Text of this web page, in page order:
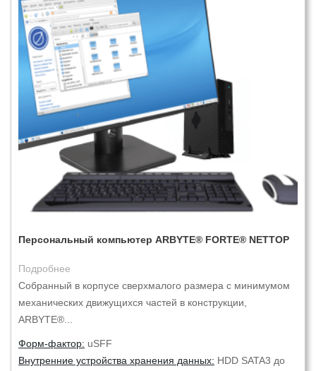
Персональный компьютер ARBYTE® FORTE® NETTOP
Подробнее
Собранный в корпусе сверхмалого размера с минимумом
механических движущихся частей в конструкции,
ARBYTE®...
Форм-фактор: uSFF
Внутренние устройства хранения данных: HDD SATA3 до